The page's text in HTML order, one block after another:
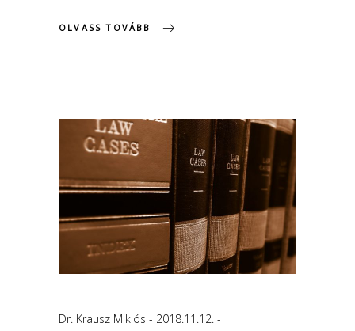
OLVASS TOVÁBB
Dr. Krausz Miklós 2018.11.12.